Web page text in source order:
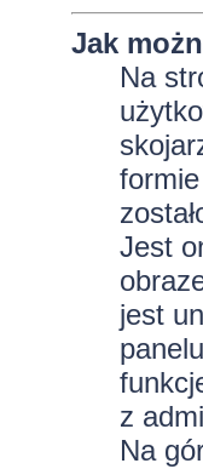
Jak
Na
Jest
jest
z
Na